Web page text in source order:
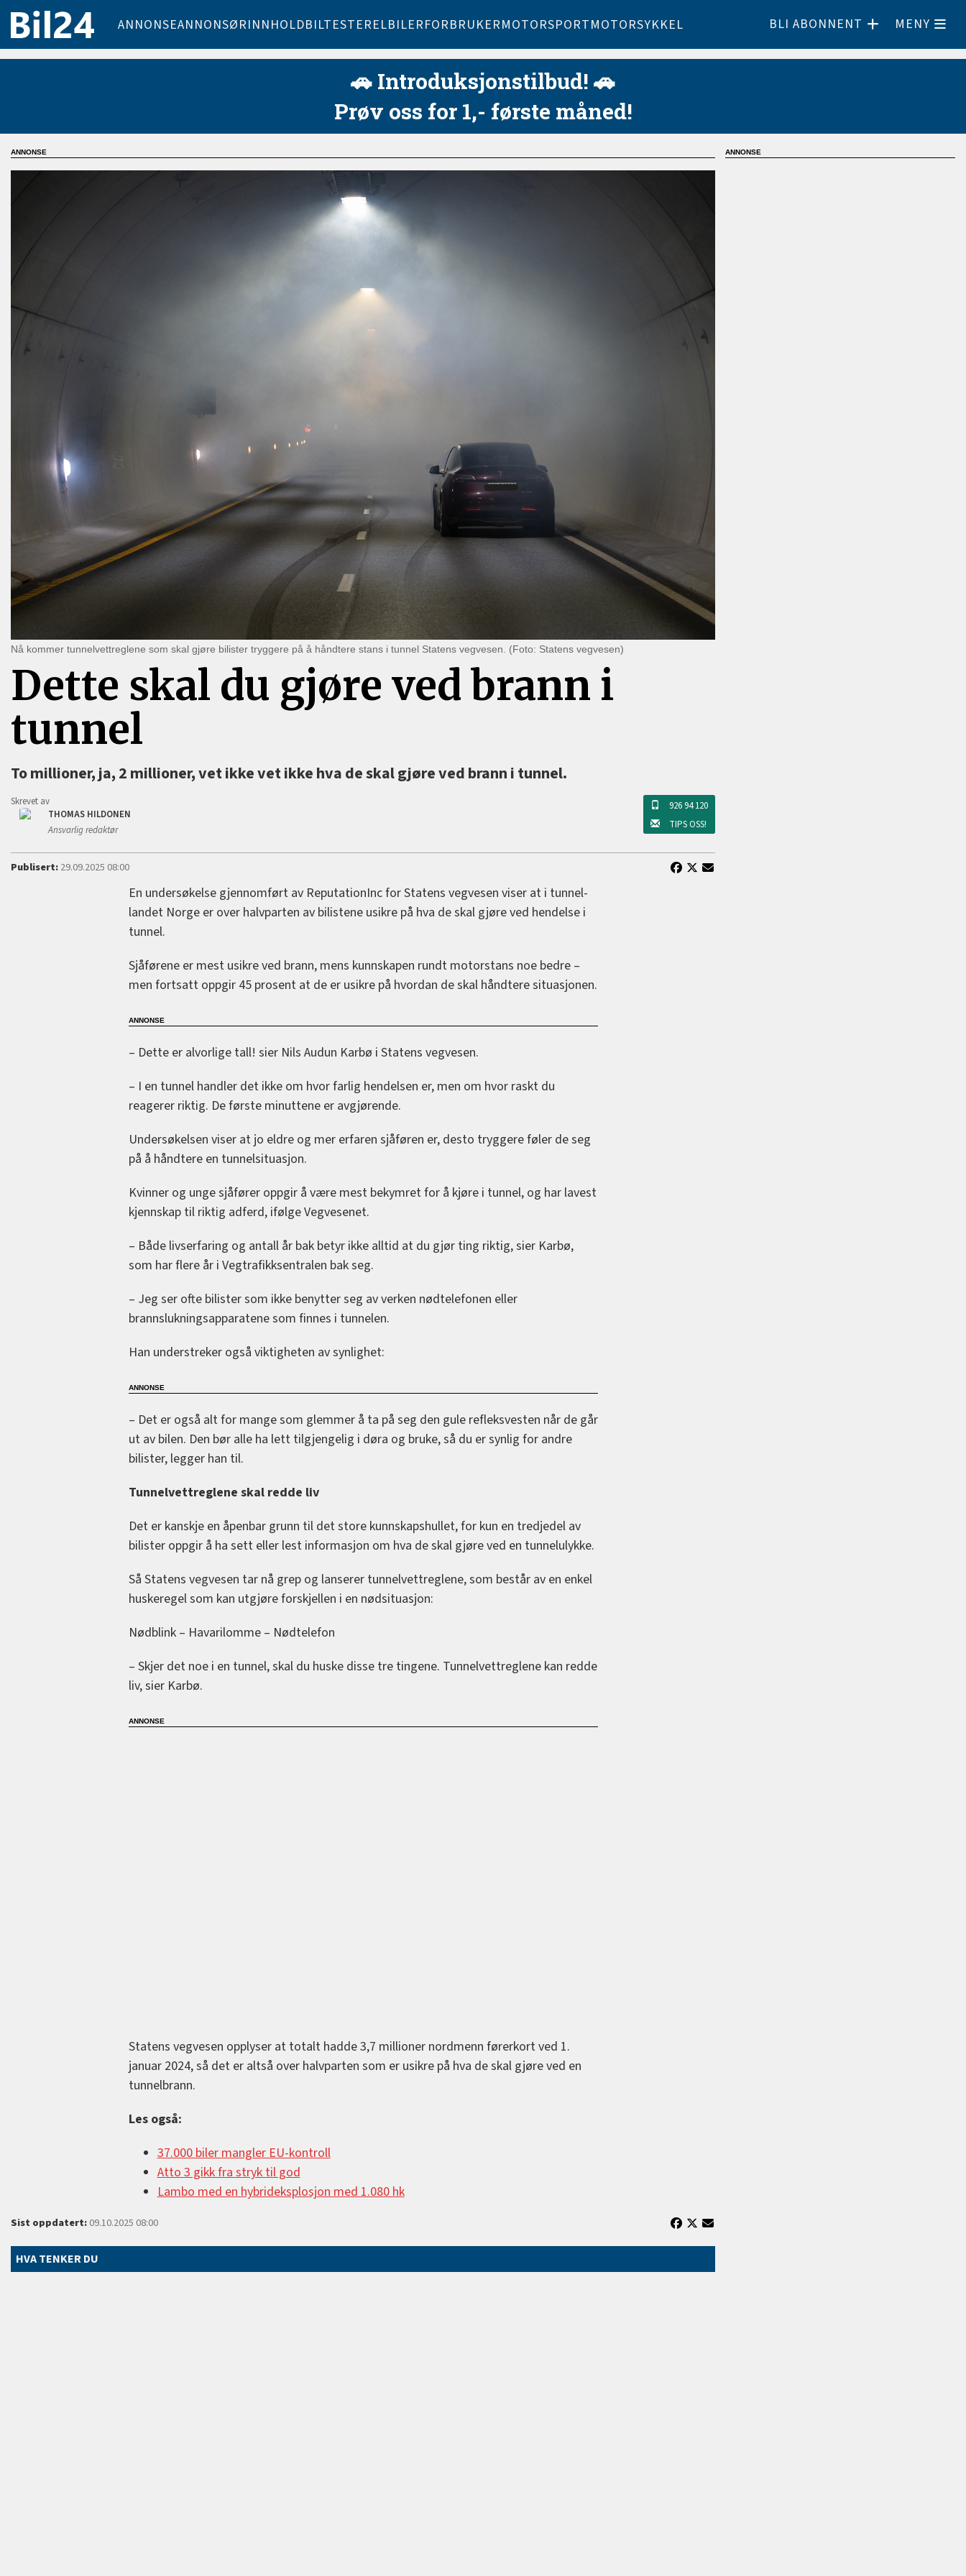
ANNONSEANNONSØRINNHOLDBILTESTERELBILERFORBRUKERMOTORSPORTMOTORSYKKEL BLI ABONNENT MENY
🚗 Introduksjonstilbud! 🚗
Prøv oss for 1,- første måned!
Nå kommer tunnelvettreglene som skal gjøre bilister tryggere på å håndtere stans i tunnel Statens vegvesen. (Foto: Statens vegvesen)
Dette skal du gjøre ved brann i
tunnel
To millioner, ja, 2 millioner, vet ikke vet ikke hva de skal gjøre ved brann i tunnel.
Skrevet av
THOMAS HILDONEN
Ansvarlig redaktør
926 94 120
TIPS OSS!
Publisert:29.09.2025 08:00
En undersøkelse gjennomført av ReputationInc for Statens vegvesen viser at i tunnel-
landet Norge er over halvparten av bilistene usikre på hva de skal gjøre ved hendelse i
tunnel.
Sjåførene er mest usikre ved brann, mens kunnskapen rundt motorstans noe bedre –
men fortsatt oppgir 45 prosent at de er usikre på hvordan de skal håndtere situasjonen.
– Dette er alvorlige tall! sier Nils Audun Karbø i Statens vegvesen.
– I en tunnel handler det ikke om hvor farlig hendelsen er, men om hvor raskt du
reagerer riktig. De første minuttene er avgjørende.
Undersøkelsen viser at jo eldre og mer erfaren sjåføren er, desto tryggere føler de seg
på å håndtere en tunnelsituasjon.
Kvinner og unge sjåfører oppgir å være mest bekymret for å kjøre i tunnel, og har lavest
kjennskap til riktig adferd, ifølge Vegvesenet.
– Både livserfaring og antall år bak betyr ikke alltid at du gjør ting riktig, sier Karbø,
som har flere år i Vegtrafikksentralen bak seg.
– Jeg ser ofte bilister som ikke benytter seg av verken nødtelefonen eller
brannslukningsapparatene som finnes i tunnelen.
Han understreker også viktigheten av synlighet:
– Det er også alt for mange som glemmer å ta på seg den gule refleksvesten når de går
ut av bilen. Den bør alle ha lett tilgjengelig i døra og bruke, så du er synlig for andre
bilister, legger han til.
Tunnelvettreglene skal redde liv
Det er kanskje en åpenbar grunn til det store kunnskapshullet, for kun en tredjedel av
bilister oppgir å ha sett eller lest informasjon om hva de skal gjøre ved en tunnelulykke.
Så Statens vegvesen tar nå grep og lanserer tunnelvettreglene, som består av en enkel
huskeregel som kan utgjøre forskjellen i en nødsituasjon:
Nødblink – Havarilomme – Nødtelefon
– Skjer det noe i en tunnel, skal du huske disse tre tingene. Tunnelvettreglene kan redde
liv, sier Karbø.
Statens vegvesen opplyser at totalt hadde 3,7 millioner nordmenn førerkort ved 1.
januar 2024, så det er altså over halvparten som er usikre på hva de skal gjøre ved en
tunnelbrann.
Les også:
37.000 biler mangler EU-kontroll
Atto 3 gikk fra stryk til god
Lambo med en hybrideksplosjon med 1.080 hk
Sist oppdatert:09.10.2025 08:00
HVA TENKER DU